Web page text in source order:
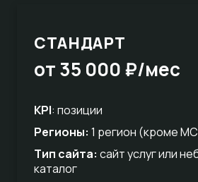
СТАНДАРТ
от 35 000 ₽/мес
KPI: позиции
Регионы: 1 регион (кроме
Тип сайта: сайт услуг или
каталог